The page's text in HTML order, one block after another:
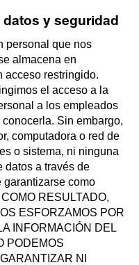
datos y seguridad
personal que nos
almacena en
acceso restringido.
el acceso a la
a los empleados
Sin embargo,
computadora o red de
o sistema, ni ninguna
datos a través de
garantizarse como
RESULTADO,
ESFORZAMOS POR
INFORMACIÓN DEL
PODEMOS
NI